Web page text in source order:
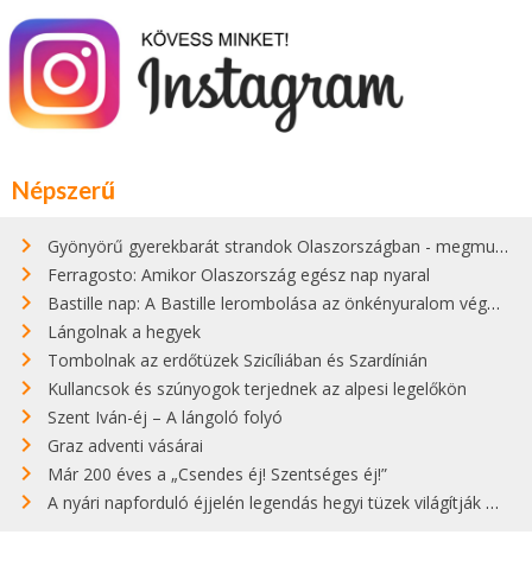
Népszerű
Gyönyörű gyerekbarát strandok Olaszországban - megmutatjuk a 15 legjobbat
Ferragosto: Amikor Olaszország egész nap nyaral
Bastille nap: A Bastille lerombolása az önkényuralom végét jelentette
Lángolnak a hegyek
Tombolnak az erdőtüzek Szicíliában és Szardínián
Kullancsok és szúnyogok terjednek az alpesi legelőkön
Szent Iván-éj – A lángoló folyó
Graz adventi vásárai
Már 200 éves a „Csendes éj! Szentséges éj!”
A nyári napforduló éjjelén legendás hegyi tüzek világítják meg Zugspitzét